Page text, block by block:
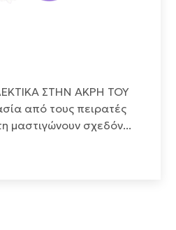
ΣΤΗΝ ΑΚΡΗ ΤΟΥ
από τους πειρατές
μαστιγώνουν σχεδόν...